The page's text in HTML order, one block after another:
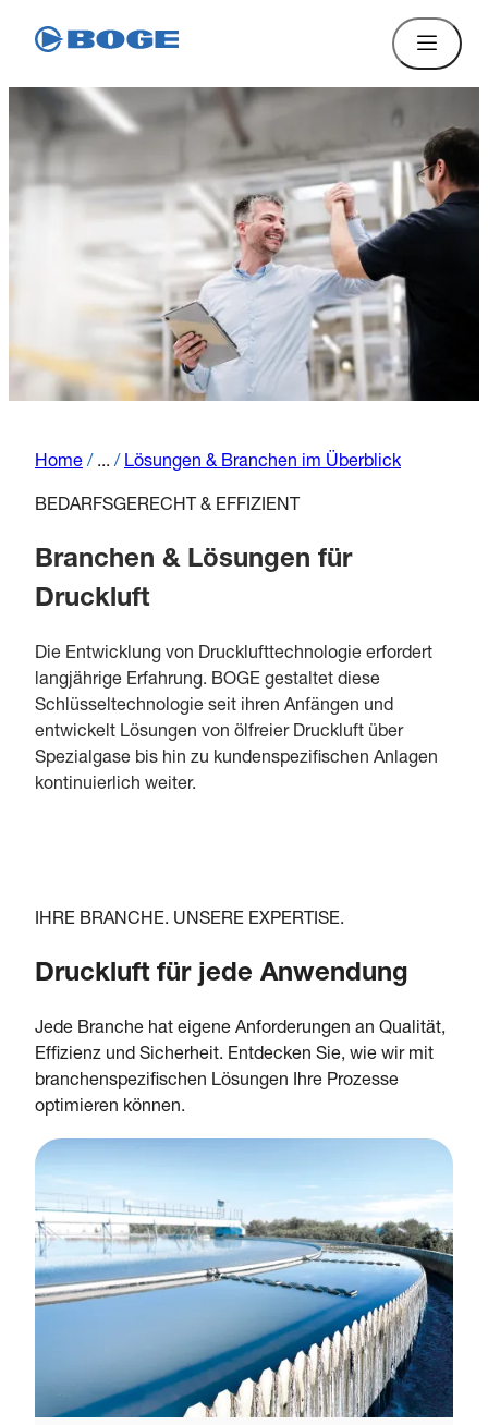
Home / ... / Lösungen & Branchen im Überblick
BEDARFSGERECHT & EFFIZIENT
Branchen & Lösungen für
Druckluft
Die Entwicklung von Drucklufttechnologie erfordert
langjährige Erfahrung. BOGE gestaltet diese
Schlüsseltechnologie seit ihren Anfängen und
entwickelt Lösungen von ölfreier Druckluft über
Spezialgase bis hin zu kundenspezifischen Anlagen
kontinuierlich weiter.
IHRE BRANCHE. UNSERE EXPERTISE.
Druckluft für jede Anwendung
Jede Branche hat eigene Anforderungen an Qualität,
Effizienz und Sicherheit. Entdecken Sie, wie wir mit
branchenspezifischen Lösungen Ihre Prozesse
optimieren können.